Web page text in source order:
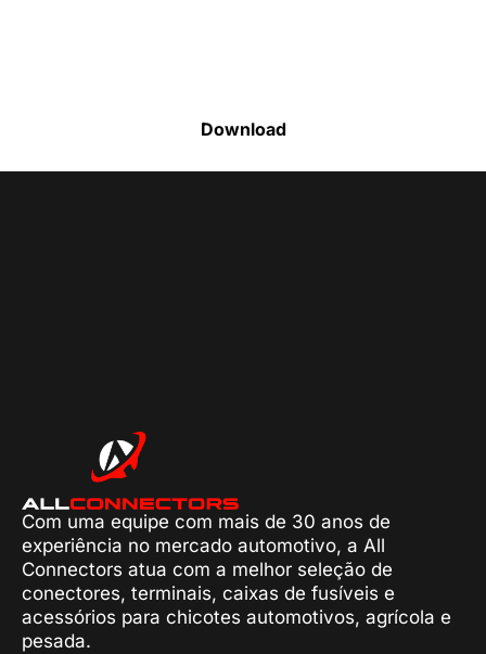
Download
Com uma equipe com mais de 30 anos de
experiência no mercado automotivo, a All
Connectors atua com a melhor seleção de
conectores, terminais, caixas de fusíveis e
acessórios para chicotes automotivos, agrícola e
pesada.